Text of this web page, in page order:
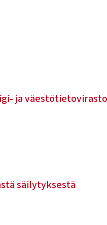
ja
säilytyksestä